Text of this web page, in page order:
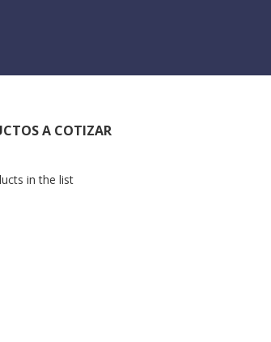
A COTIZAR
in the list